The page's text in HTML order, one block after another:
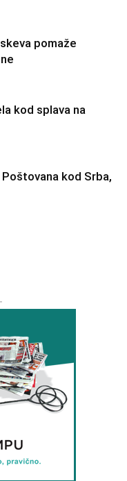
pomaže
kod splava na
Poštovana kod Srba,